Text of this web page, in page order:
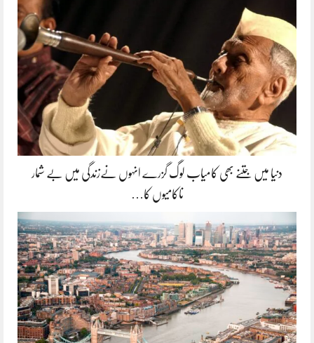
دنیا میں جتنے بھی کامیاب لوگ گزرے انہوں نےزندگی میں بے شمار
ناکامیوں کا…